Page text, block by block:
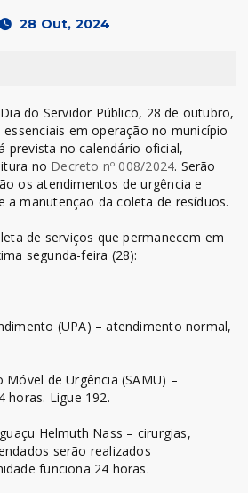
28 Out, 2024
do Servidor Público, 28 de outubro,
em operação no município
prevista no calendário oficial,
no Decreto nº 008/2024. Serão
os atendimentos de urgência e
a manutenção da coleta de resíduos.
de serviços que permanecem em
segunda-feira (28):
(UPA) – atendimento normal,
de Urgência (SAMU) –
horas. Ligue 192.
Helmuth Nass – cirurgias,
serão realizados
funciona 24 horas.